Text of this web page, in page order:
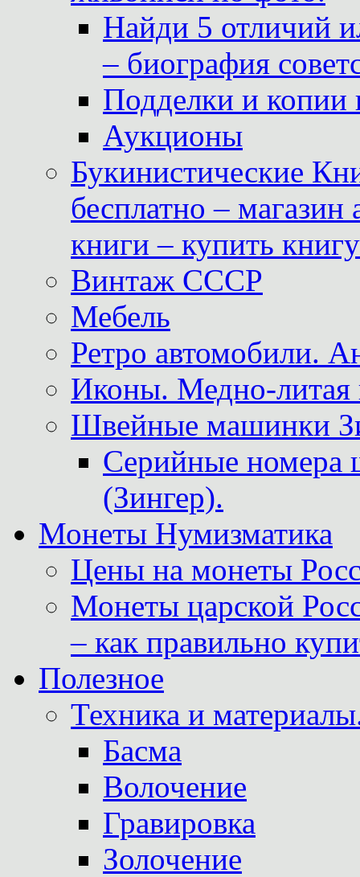
Найди 5 отличий
– биография
Подделки и копии
Аукционы
Букинистические
бесплатно –
книги – купить
Винтаж СССР
Мебель
Ретро автомобили.
Иконы. Медно-литая
Швейные машинки
Серийные
(Зингер).
Монеты Нумизматика
Цены на монеты
Монеты царской
– как правильно
Полезное
Техника и
Басма
Волочение
Гравировка
Золочение